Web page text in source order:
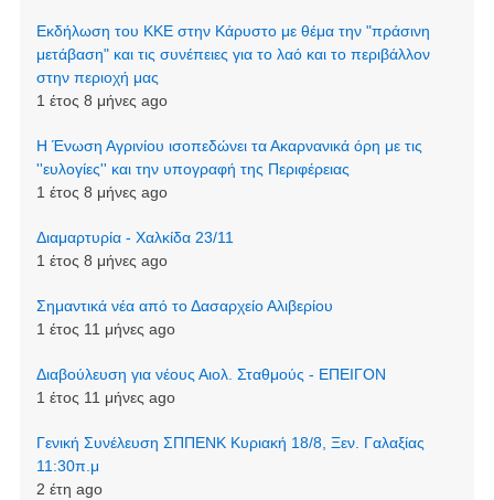
Εκδήλωση του ΚΚΕ στην Κάρυστο με θέμα την "πράσινη
μετάβαση" και τις συνέπειες για το λαό και το περιβάλλον
στην περιοχή μας
1 έτος 8 μήνες ago
Η Ένωση Αγρινίου ισοπεδώνει τα Ακαρνανικά όρη με τις
''ευλογίες'' και την υπογραφή της Περιφέρειας
1 έτος 8 μήνες ago
Διαμαρτυρία - Χαλκίδα 23/11
1 έτος 8 μήνες ago
Σημαντικά νέα από το Δασαρχείο Αλιβερίου
1 έτος 11 μήνες ago
Διαβούλευση για νέους Αιολ. Σταθμούς - ΕΠΕΙΓΟΝ
1 έτος 11 μήνες ago
Γενική Συνέλευση ΣΠΠΕΝΚ Κυριακή 18/8, Ξεν. Γαλαξίας
11:30π.μ
2 έτη ago